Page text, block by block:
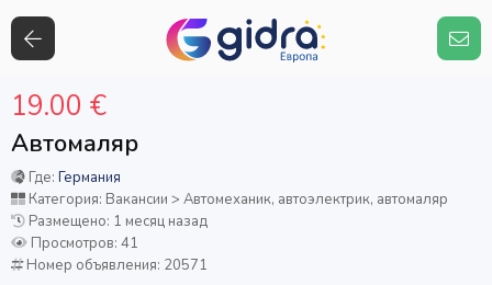
Автомаляр
19.00 €
Где: Германия
Категория: Вакансии > Автомеханик, автоэлектрик, автомаляр
Размещено: 1 месяц назад
Просмотров: 41
Номер объявления: 20571